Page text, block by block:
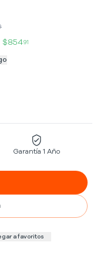
$85491
Garantía 1 Año
a favoritos